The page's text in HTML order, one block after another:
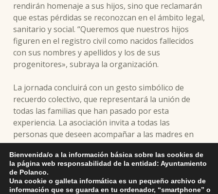
rendirán homenaje a sus hijos, sino que reclamarán
que estas pérdidas se reconozcan en el ámbito legal,
sanitario y social. “Queremos que nuestros hijos
figuren en el registro civil como nacidos fallecidos
con sus nombres y apellidos y los de sus
progenitores», subraya la organización.
La jornada concluirá con un gesto simbólico de
recuerdo colectivo, que representará la unión de
todas las familias que han pasado por esta
experiencia. La asociación invita a todas las
personas que deseen acompañar a las madres en
este día a sumarse al acto, en un gesto de respeto y
apoyo que trasciende el duelo individual.
El Hueco de Mi Vientre es una red solidaria nacida
Bienvenida/o a la información básica sobre las cookies de
la página web responsabilidad de la entidad: Ayuntamiento
de Polanco.
Una cookie o galleta informática es un pequeño archivo de
información que se guarda en tu ordenador, “smartphone” o